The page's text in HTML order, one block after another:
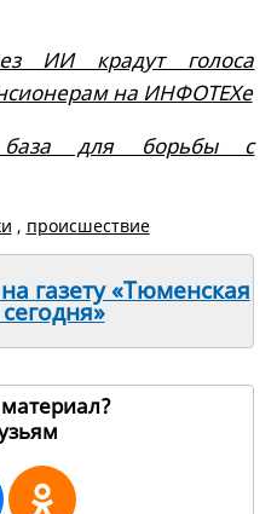
ИИ крадут голоса
на ИНФОТЕХе
для борьбы с
, происшествие
газету «Тюменская